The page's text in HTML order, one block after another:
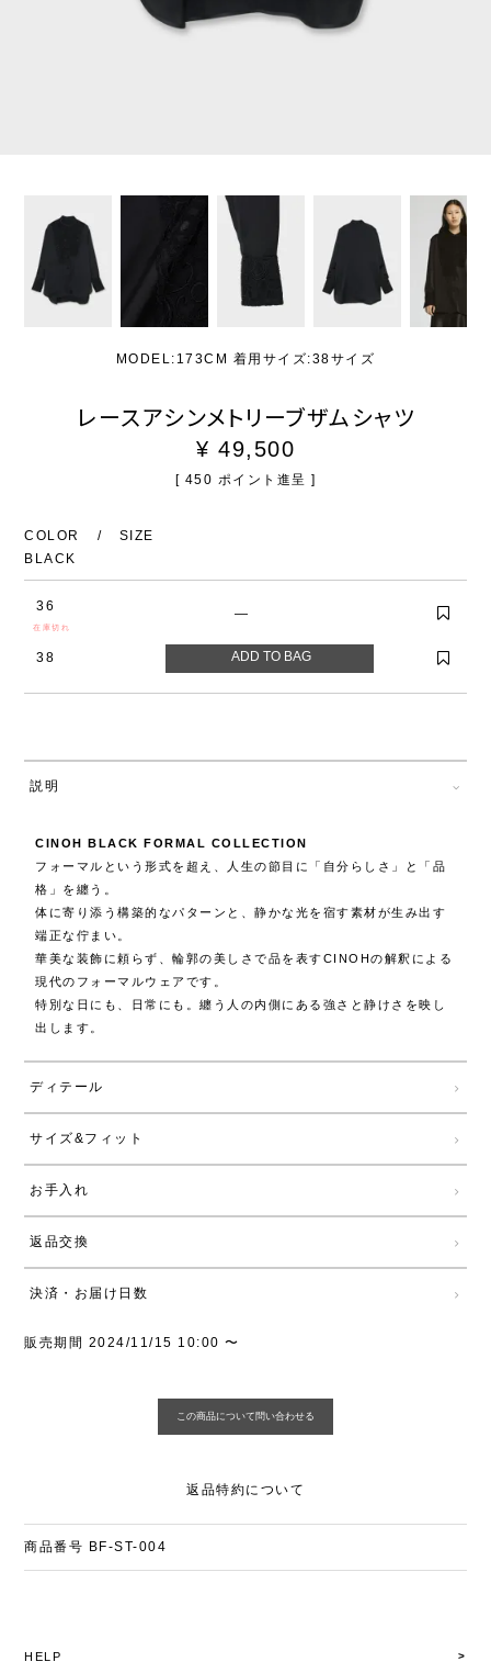
MODEL:173CM 着用サイズ:38サイズ
レースアシンメトリーブザムシャツ
¥ 49,500
[ 450 ポイント進呈 ]
COLOR
SIZE
BLACK
36
在庫切れ
—
38
説明
CINOH BLACK FORMAL COLLECTION
フォーマルという形式を超え、人生の節目に「自分らしさ」と「品
格」を纏う。
体に寄り添う構築的なパターンと、静かな光を宿す素材が生み出す
端正な佇まい。
華美な装飾に頼らず、輪郭の美しさで品を表すCINOHの解釈による
現代のフォーマルウェアです。
特別な日にも、日常にも。纏う人の内側にある強さと静けさを映し
出します。
ディテール
サイズ&フィット
お手入れ
返品交換
決済・お届け日数
販売期間 2024/11/15 10:00〜
返品特約について
商品番号 BF-ST-004
HELP